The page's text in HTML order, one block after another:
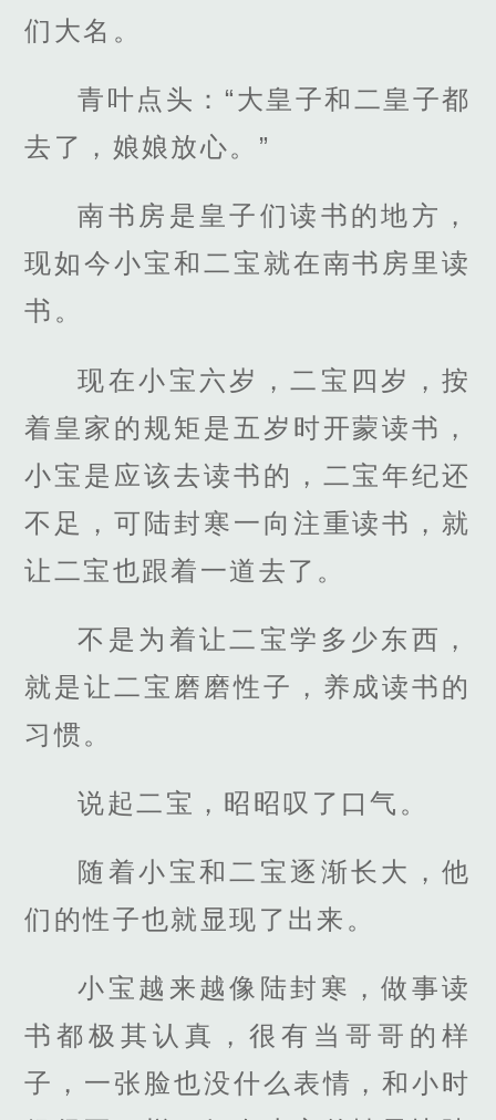
们大名。
青叶点头：“大皇子和二皇子都
去了，娘娘放心。”
南书房是皇子们读书的地方，
现如今小宝和二宝就在南书房里读
书。
现在小宝六岁，二宝四岁，按
着皇家的规矩是五岁时开蒙读书，
小宝是应该去读书的，二宝年纪还
不足，可陆封寒一向注重读书，就
让二宝也跟着一道去了。
不是为着让二宝学多少东西，
就是让二宝磨磨性子，养成读书的
习惯。
说起二宝，昭昭叹了口气。
随着小宝和二宝逐渐长大，他
们的性子也就显现了出来。
小宝越来越像陆封寒，做事读
书都极其认真，很有当哥哥的样
子，一张脸也没什么表情，和小时